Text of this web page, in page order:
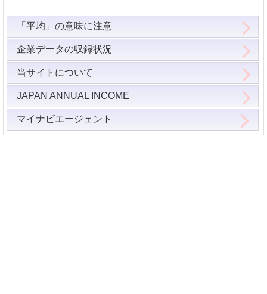
「平均」の意味に注意
企業データの収録状況
当サイトについて
JAPAN ANNUAL INCOME
マイナビエージェント